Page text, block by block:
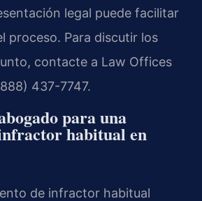
legal puede facilitar
proceso. Para discutir los
contacte a Law Offices
437-7747.
para una
habitual en
de infractor habitual